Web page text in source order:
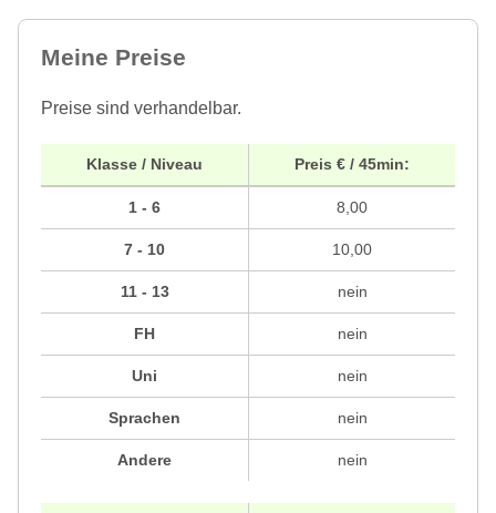
Meine Preise
Preise sind verhandelbar.
Klasse / Niveau
1 - 6
7 - 10
11 - 13
FH
Uni
Sprachen
Andere
Preis € / 45min:
8,00
10,00
nein
nein
nein
nein
nein